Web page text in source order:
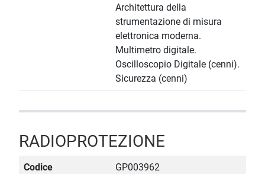
Architettura della
strumentazione di misura
elettronica moderna.
Multimetro digitale.
Oscilloscopio Digitale (cenni).
Sicurezza (cenni)
RADIOPROTEZIONE
Codice GP003962